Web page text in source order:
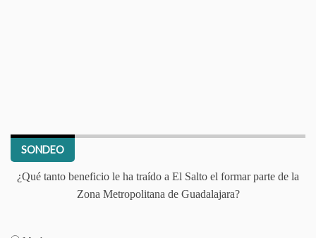
SONDEO
¿Qué tanto beneficio le ha traído a El Salto el formar parte de la
Zona Metropolitana de Guadalajara?